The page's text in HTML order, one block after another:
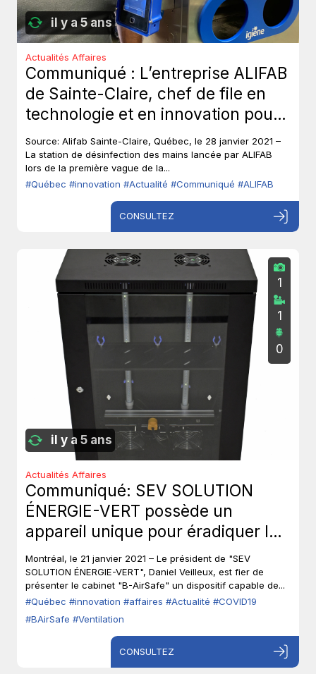
il y a 5 ans
Actualités Affaires
Communiqué : L’entreprise ALIFAB
de Sainte-Claire, chef de file en
technologie et en innovation pour
protéger les travailleurs de la
COVID-19.
Source: Alifab Sainte-Claire, Québec, le 28 janvier 2021 –
La station de désinfection des mains lancée par ALIFAB
lors de la première vague de la...
#Québec #innovation #Actualité #Communiqué #ALIFAB
CONSULTEZ
il y a 5 ans
1
1
0
Actualités Affaires
Communiqué: SEV SOLUTION
ÉNERGIE-VERT possède un
appareil unique pour éradiquer les
virus par irradiation.
Montréal, le 21 janvier 2021 – Le président de "SEV
SOLUTION ÉNERGIE-VERT", Daniel Veilleux, est fier de
présenter le cabinet "B-AirSafe" un dispositif capable de...
#Québec #innovation #affaires #Actualité #COVID19
#BAirSafe #Ventilation
CONSULTEZ